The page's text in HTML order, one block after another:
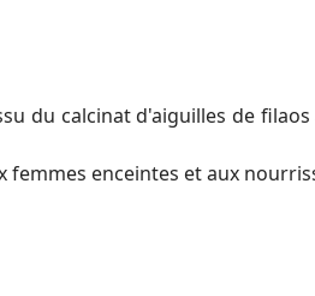
du calcinat d'aiguilles de
femmes enceintes et aux